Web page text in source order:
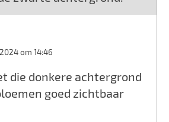
om 14:46
die donkere achtergrond
goed zichtbaar